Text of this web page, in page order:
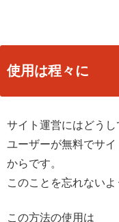
使用は程々に
サイト運営にはどうし
ユーザーが無料でサ
からです。
このことを忘れないよ
この方法の使用は